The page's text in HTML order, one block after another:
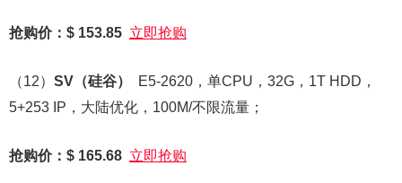
抢购价：$ 153.85 立即抢购
（12） SV （硅谷）
E5-2620，单CPU，32G，1T HDD，
5+253 IP，大陆优化，100M/不限流量；
抢购价：$ 165.68 立即抢购